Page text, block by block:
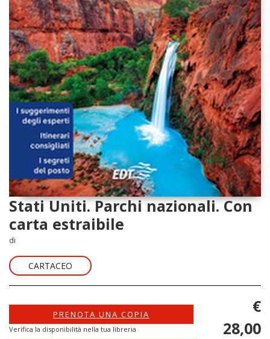
Stati Uniti. Parchi nazionali. Con
carta estraibile
di
CARTACEO
PRENOTA UNA COPIA
Verifica la disponibilità nella tua libreria
€
28,00